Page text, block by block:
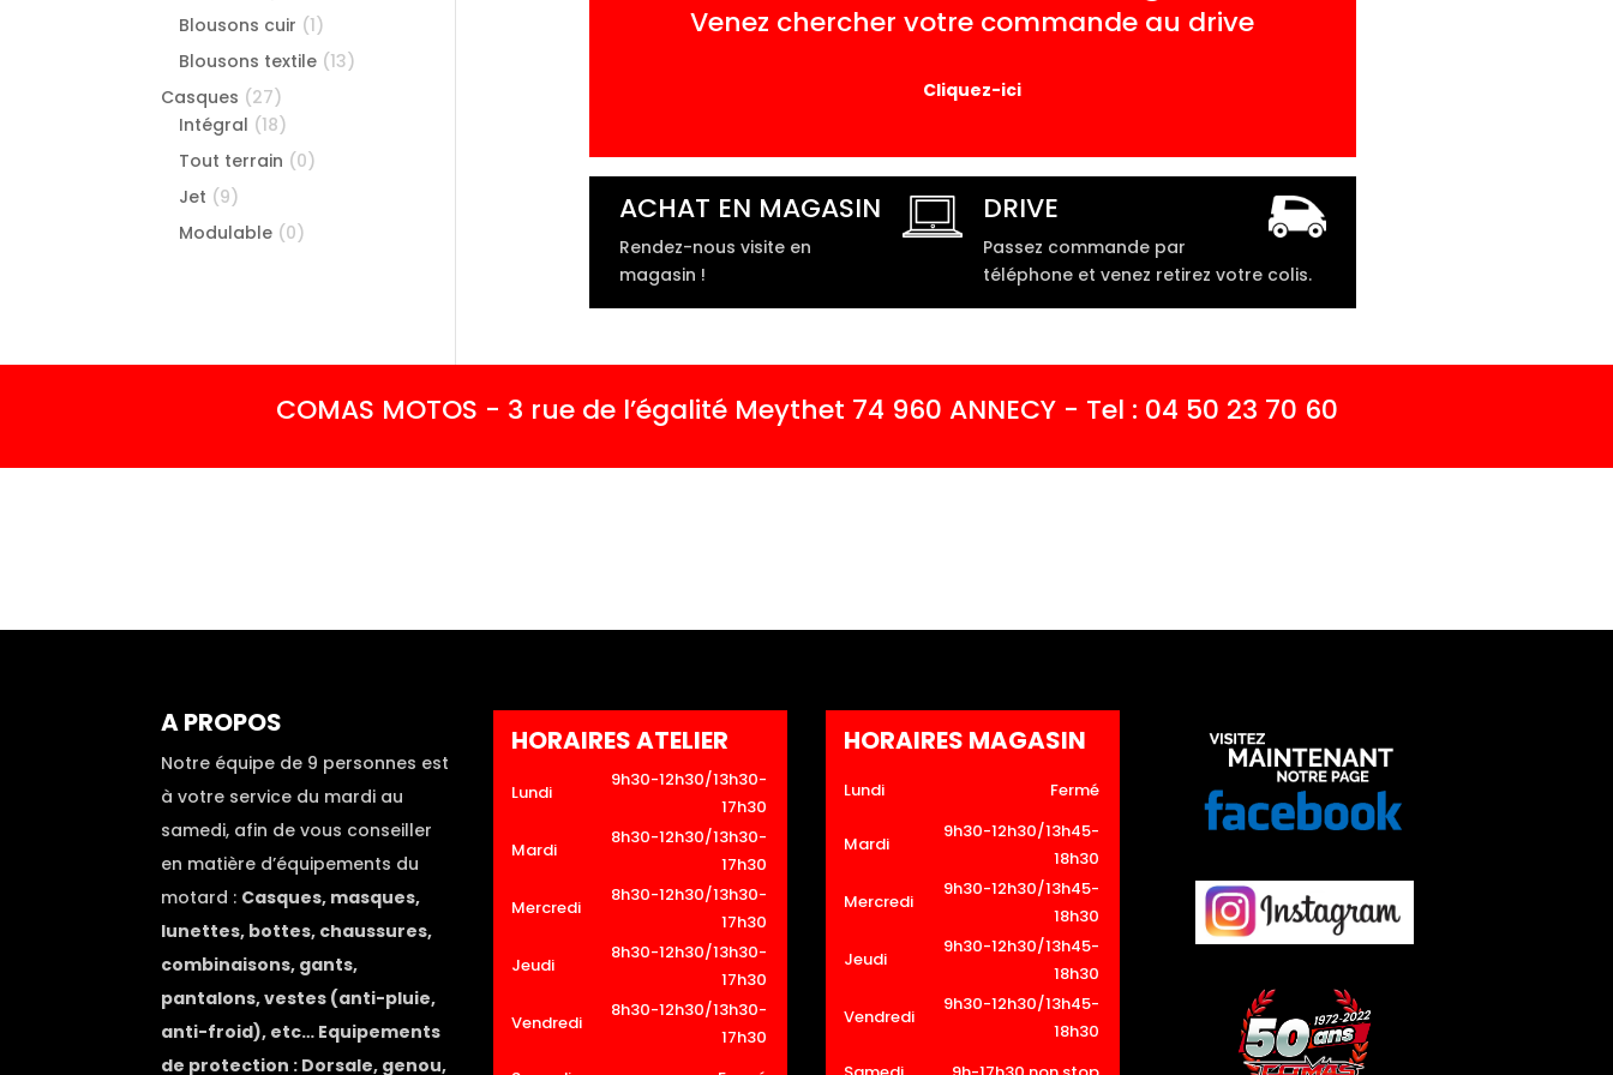
Venez chercher votre commande au drive
Cliquez-ici
ACHAT EN MAGASIN
Rendez-nous visite en
magasin !
DRIVE
Passez commande par
téléphone et venez retirez votre colis.
Blousons cuir (1)
Blousons textile (13)
Casques (27)
Intégral (18)
Tout terrain (0)
Jet (9)
Modulable (0)
COMAS MOTOS - 3 rue de l’égalité Meythet 74 960 ANNECY - Tel : 04 50 23 70 60
A PROPOS
Notre équipe de 9 personnes est
à votre service du mardi au
samedi, afin de vous conseiller
en matière d’équipements du
motard : Casques, masques,
lunettes, bottes, chaussures,
combinaisons, gants,
pantalons, vestes (anti-pluie,
anti-froid), etc… Equipements
de protection : Dorsale, genou,
HORAIRES ATELIER
Lundi
9h30-12h30/13h30-
17h30
Mardi
8h30-12h30/13h30-
17h30
Mercredi
8h30-12h30/13h30-
17h30
Jeudi
8h30-12h30/13h30-
17h30
Vendredi
8h30-12h30/13h30-
17h30
HORAIRES MAGASIN
Lundi Fermé
Mardi
9h30-12h30/13h45-
18h30
Mercredi
9h30-12h30/13h45-
18h30
Jeudi
9h30-12h30/13h45-
18h30
Vendredi
9h30-12h30/13h45-
18h30